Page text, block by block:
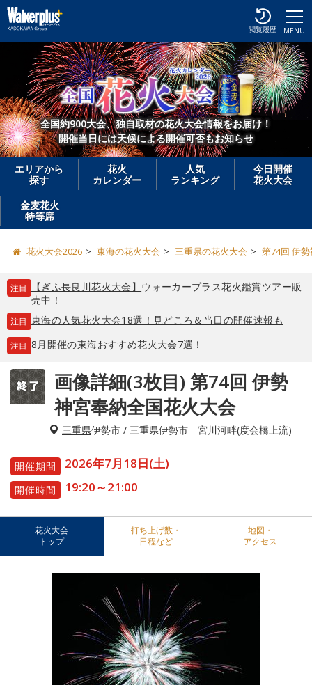
MENU
閲覧履歴
全国約900大会、独自取材の花火大会情報をお届け！
開催当日には天候による開催可否もお知らせ
エリアから
探す
花火
カレンダー
人気
ランキング
今日開催
花火大会
金麦花火
特等席
花火大会2026 東海の花火大会 三重県の花火大会 第74回 伊
注目 【ぎふ長良川花火大会】 ウォーカープラス花火鑑賞ツアー販
売中！
注目 東海の人気花火大会18選！見どころ＆当日の開催速報も
注目 8月開催の東海おすすめ花火大会7選！
画像詳細(3枚目) 第74回 伊勢
神宮奉納全国花火大会
三重県伊勢市 / 三重県伊勢市 宮川河畔(度会橋上流)
開催期間 2026年7月18日(土)
開催時間 19:20～21:00
花火大会
トップ
打ち上げ数・
日程など
地図・
アクセス